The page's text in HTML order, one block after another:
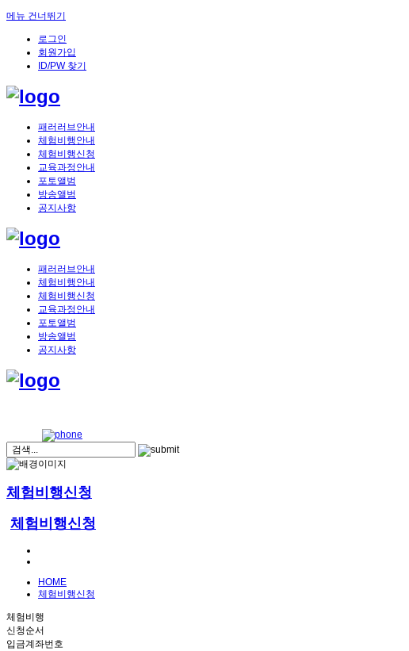
메뉴 건너뛰기
로그인
회원가입
ID/PW 찾기
패러러브안내
체험비행안내
체험비행신청
교육과정안내
포토앨범
방송앨범
공지사항
패러러브안내
체험비행안내
체험비행신청
교육과정안내
포토앨범
방송앨범
공지사항
체험비행신청
체험비행신청
HOME
체험비행신청
체험비행
신청순서
입금계좌번호